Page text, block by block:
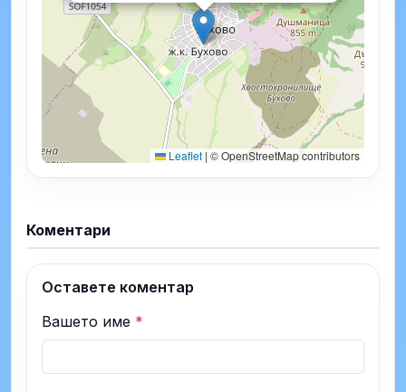
Leaflet | © OpenStreetMap contributors
Коментари
Оставете коментар
Вашето име *